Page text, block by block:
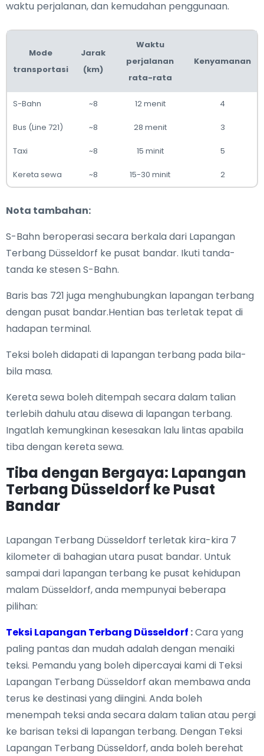
waktu perjalanan, dan kemudahan penggunaan.
Mode
transportasi
Jarak
(km)
Waktu
perjalanan
rata-rata
Kenyamanan
S-Bahn ~8 12 menit 4
Bus (Line 721) ~8 28 menit 3
Taxi ~8 15 minit 5
Kereta sewa ~8 15-30 minit 2
Nota tambahan:
S-Bahn beroperasi secara berkala dari Lapangan
Terbang Düsseldorf ke pusat bandar. Ikuti tanda-
tanda ke stesen S-Bahn.
Baris bas 721 juga menghubungkan lapangan terbang
dengan pusat bandar.Hentian bas terletak tepat di
hadapan terminal.
Teksi boleh didapati di lapangan terbang pada bila-
bila masa.
Kereta sewa boleh ditempah secara dalam talian
terlebih dahulu atau disewa di lapangan terbang.
Ingatlah kemungkinan kesesakan lalu lintas apabila
tiba dengan kereta sewa.
Tiba dengan Bergaya: Lapangan
Terbang Düsseldorf ke Pusat
Bandar
Lapangan Terbang Düsseldorf terletak kira-kira 7
kilometer di bahagian utara pusat bandar. Untuk
sampai dari lapangan terbang ke pusat kehidupan
malam Düsseldorf, anda mempunyai beberapa
pilihan:
Teksi Lapangan Terbang Düsseldorf :Cara yang
paling pantas dan mudah adalah dengan menaiki
teksi. Pemandu yang boleh dipercayai kami di Teksi
Lapangan Terbang Düsseldorf akan membawa anda
terus ke destinasi yang diingini. Anda boleh
menempah teksi anda secara dalam talian atau pergi
ke barisan teksi di lapangan terbang. Dengan Teksi
Lapangan Terbang Düsseldorf, anda boleh berehat